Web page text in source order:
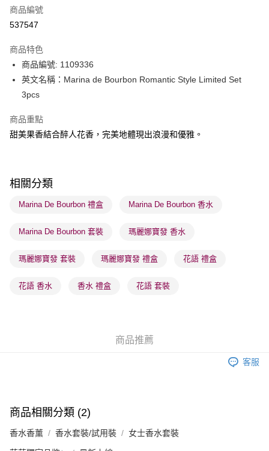
Apple Pay
PayMe
WeChat Pay
送貨方式
每筆HK$65.00，滿HK$300.00或以上免運費
確認發貨後1-3 工作天送達，訂單將隨機分配至SF順豐速運或京東
每筆HK$65.00，滿HK$300.00或以上免運費
(香港門市) 只顯示可選門市。確認發貨後2-5個工作天到店，3天內
(澳門門市) 只顯示可選門市。確認發貨後2-5個工作天到店，3天內
商品編號
537547
商品特色
商品編號: 1109336
英文名稱：Marina de Bourbon Romantic Style Limited Set
3pcs
商品重點
甜美果香結合醉人花香，完美地體現出浪漫和優雅。
相關分類
Marina De Bourbon 禮盒 Marina De Bourbon 香水
Marina De Bourbon 套裝 瑪麗娜寶發 香水
瑪麗娜寶發 套裝 瑪麗娜寶發 禮盒 花語 禮盒
花語 香水 香水 禮盒 花語 套裝
商品推薦
客服
商品相關分類 (2)
香水香薰 香水套裝/試用裝 女士香水套裝